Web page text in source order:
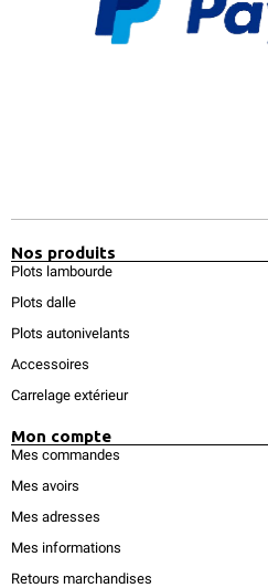
Nos produits
Plots lambourde
Plots dalle
Plots autonivelants
Accessoires
Carrelage extérieur
Mon compte
Mes commandes
Mes avoirs
Mes adresses
Mes informations
Retours marchandises